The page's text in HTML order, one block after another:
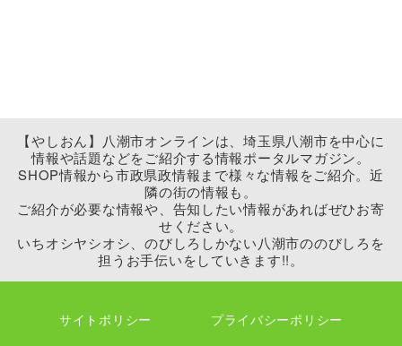
【やしおん】八潮市オンラインは、埼玉県八潮市を中心に
情報や話題などをご紹介する情報ポータルマガジン。
SHOP情報から市政県政情報まで様々な情報をご紹介。近
隣の街の情報も。
ご紹介が必要な情報や、告知したい情報があればぜひお寄
せください。
いちオシヤシオシ、のびしろしかない八潮市ののびしろを
担うお手伝いをしていきます!!。
サイトポリシー プライバシーポリシー